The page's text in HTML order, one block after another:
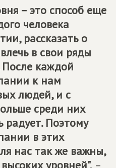
– это способ еще
человека
рассказать о
в свои ряды
каждой
к нам
людей, и с
среди них
радует. Поэтому
в этих
нас так же важны,
уровней", –